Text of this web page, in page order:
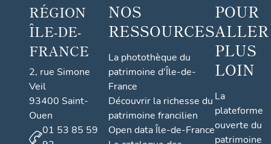
RÉGION
ÎLE-DE-
FRANCE
2, rue Simone
Veil
93400 Saint-
Ouen
01 53 85 59
NOS
RESSOURCES
La photothèque du
patrimoine d'Île-de-
France
Découvrir la richesse du
patrimoine francilien
Open data Île-de-France
POUR
ALLER
PLUS
LOIN
La
plateforme
ouverte du
patrimoine